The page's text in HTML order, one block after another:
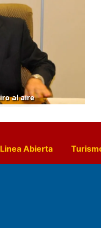
al aire
Linea Abierta